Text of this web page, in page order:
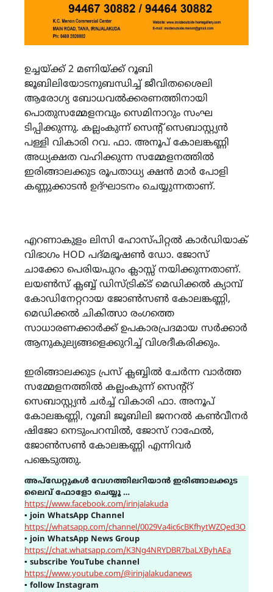
ഉച്ചയ്ക്ക് 2 മണിയ്ക്ക് റൂബി
ജൂബിലിയോടനുബന്ധിച്ച് ജീവിതശൈലി
ആരോഗ്യ ബോധവൽക്കരണത്തിനായി
പൊതുസമ്മേളനവും സെമിനാറും സംഘ
ടിപ്പിക്കുന്നു. കല്ലംകുന്ന് സെൻ്റ് സെബാസ്റ്റ്യൻ
പള്ളി വികാരി റവ. ഫാ. അനൂപ് കോലങ്കണ്ണി
അധ്യക്ഷത വഹിക്കുന്ന സമ്മേളനത്തിൽ
ഇരിങ്ങാലക്കുട രൂപതാധ്യ ക്ഷൻ മാർ പോളി
കണ്ണുക്കാടൻ ഉദ്ഘാടനം ചെയ്യുന്നതാണ്.
എറണാകുളം ലിസി ഹോസ്‌പിറ്റൽ കാർഡിയാക്
വിഭാഗം HOD പദ്‌മഭൂഷൺ ഡോ. ജോസ്
ചാക്കോ പെരിയപുറം ക്ലാസ്സ് നയിക്കുന്നതാണ്.
ലയൺസ് ക്ലബ്ബ് ഡിസ്ട്രിക്ട് മെഡിക്കൽ ക്യാമ്പ്
കോഡിനേറ്ററായ ജോൺസൺ കോലങ്കണ്ണി,
മെഡിക്കൽ ചികിത്സാ രംഗത്തെ
സാധാരണക്കാർക്ക് ഉപകാരപ്രദമായ സർക്കാർ
ആനുകുല്യങ്ങളെക്കുറിച്ച് വിശദീകരിക്കും.
ഇരിങ്ങാലക്കുട പ്രസ് ക്ലബ്ബിൽ ചേർന്ന വാർത്ത
സമ്മേളനത്തിൽ കല്ലംകുന്ന് സെന്റ്റ്
സെബാസ്റ്റ്യൻ ചർച്ച് വികാരി ഫാ. അനൂപ്
കോലങ്കണ്ണി, റൂബി ജൂബിലി ജനറൽ കൺവീനർ
ഷിജോ നെടുംപറമ്പിൽ, ജോസ് റാഫേൽ,
ജോൺസൺ കോലങ്കണ്ണി എന്നിവർ
പങ്കെടുത്തു.
അപ്ഡേറ്റുകൾ വേഗത്തിലറിയാൻ ഇരിങ്ങാലക്കുട
ലൈവ് ഫോളോ ചെയ്യൂ …
https://www.facebook.com/irinjalakuda
▪join WhatsApp Channel
https://whatsapp.com/channel/0029Va4ic6cBKfhytWZQed3O
▪join WhatsApp News Group
https://chat.whatsapp.com/K3Ng4NRYDBR7baLXByhAEa
▪ subscribe YouTube channel
https://www.youtube.com/@irinjalakudanews
▪ follow Instagram